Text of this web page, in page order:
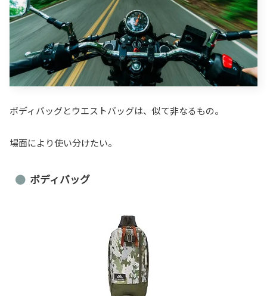
ボディバッグとウエストバッグは、似て非なるもの。
場面により使い分けたい。
ボディバッグ